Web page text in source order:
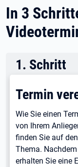
In 3
1. Schritt
Termin
Wie Sie einen
von Ihrem
finden Sie auf
Thema.
erhalten Sie eine